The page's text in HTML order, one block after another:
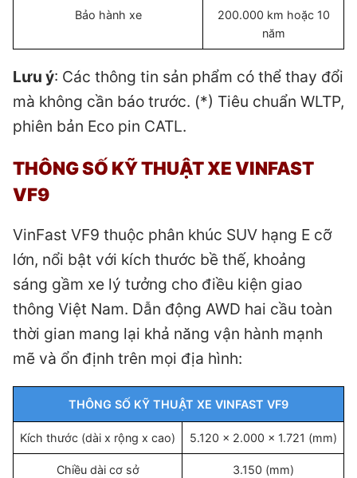
Bảo hành xe
200.000 km hoặc 10
năm
Lưu ý: Các thông tin sản phẩm có thể thay đổi
mà không cần báo trước. (*) Tiêu chuẩn WLTP,
phiên bản Eco pin CATL.
THÔNG SỐ KỸ THUẬT XE VINFAST
VF9
VinFast VF9 thuộc phân khúc SUV hạng E cỡ
lớn, nổi bật với kích thước bề thế, khoảng
sáng gầm xe lý tưởng cho điều kiện giao
thông Việt Nam. Dẫn động AWD hai cầu toàn
thời gian mang lại khả năng vận hành mạnh
mẽ và ổn định trên mọi địa hình:
THÔNG SỐ KỸ THUẬT XE VINFAST VF9
Kích thước (dài x rộng x cao) 5.120 x 2.000 x 1.721 (mm)
Chiều dài cơ sở 3.150 (mm)